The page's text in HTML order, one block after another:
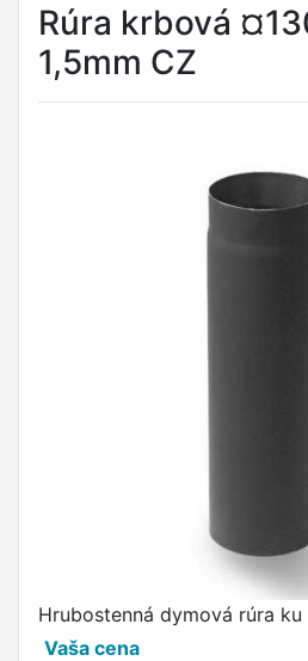
Rúra krbová
1,5mm CZ
Hrubostenná dymová rúra ku
Vaša cena